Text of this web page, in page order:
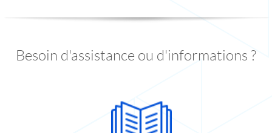
Besoin d'assistance ou d'informations ?